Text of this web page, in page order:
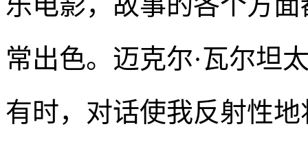
常出色。迈克尔·瓦尔坦
有时，对话使我反射性